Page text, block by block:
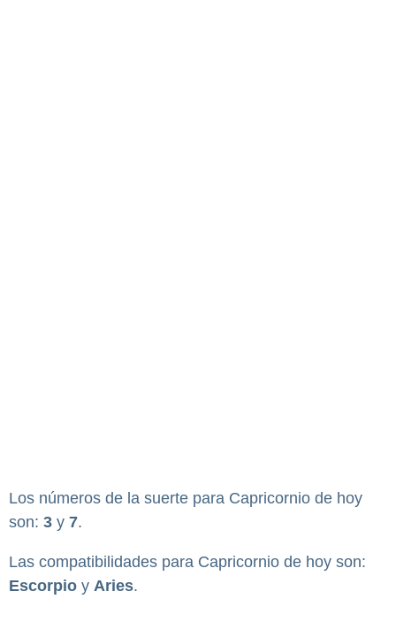
Los números de la suerte para Capricornio de hoy
son: 3 y 7.
Las compatibilidades para Capricornio de hoy son:
Escorpio y Aries.